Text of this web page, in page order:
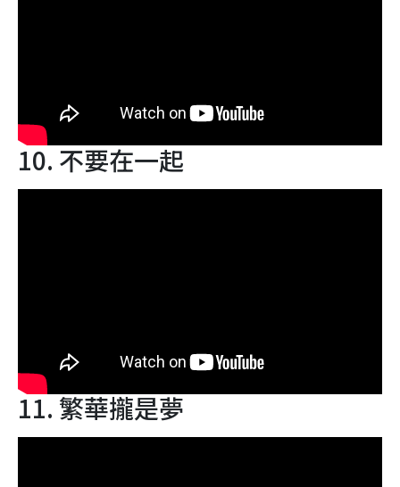
10. 不要在一起
11. 繁華攏是夢